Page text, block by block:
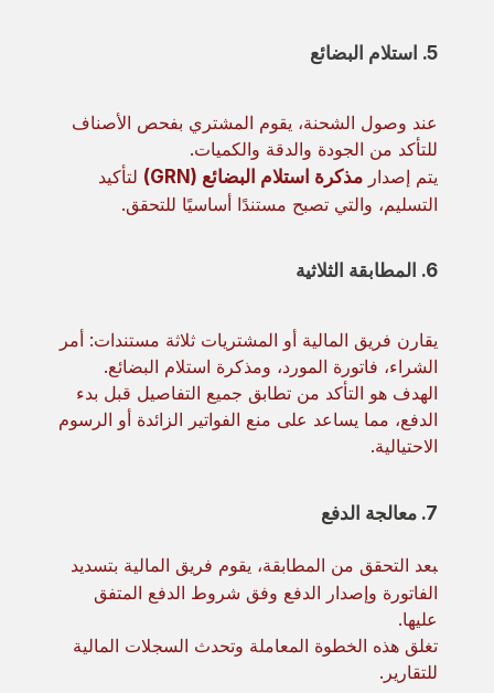
5. استلام البضائع
عند وصول الشحنة، يقوم المشتري بفحص الأصناف
للتأكد من الجودة والدقة والكميات.
يتم إصدار مذكرة استلام البضائع (GRN)
لتأكيد
التسليم، والتي تصبح مستندًا أساسيًا للتحقق.
6. المطابقة الثلاثية
يقارن فريق المالية أو المشتريات ثلاثة مستندات: أمر
الشراء، فاتورة المورد، ومذكرة استلام البضائع.
الهدف هو التأكد من تطابق جميع التفاصيل قبل بدء
الدفع، مما يساعد على منع الفواتير الزائدة أو الرسوم
الاحتيالية.
7. معالجة الدفع
بعد التحقق من المطابقة، يقوم فريق المالية بتسديد
الفاتورة وإصدار الدفع وفق شروط الدفع المتفق
عليها.
تغلق هذه الخطوة المعاملة وتحدث السجلات المالية
للتقارير.